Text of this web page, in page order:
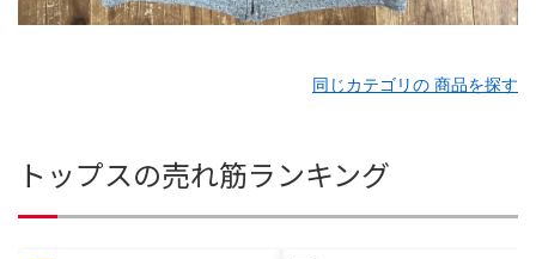
同じカテゴリの 商品を探す
トップスの売れ筋ランキング